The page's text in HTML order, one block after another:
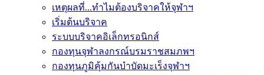
เหตุผลที่...ทำไมต้องบริจาคให้จุฬาฯ
เริ่มต้นบริจาค
ระบบบริจาคอิเล็กทรอนิกส์
กองทุนจุฬาลงกรณ์บรมราชสมภพฯ
กองทุนภูมิคุ้มกันบำบัดมะเร็งจุฬาฯ